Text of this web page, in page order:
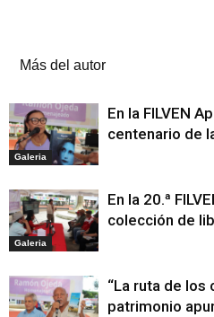
Más del autor
Galeria
En la FILVEN
centenario de
Galeria
En la 20.ª
colección de
“La ruta de los
patrimonio